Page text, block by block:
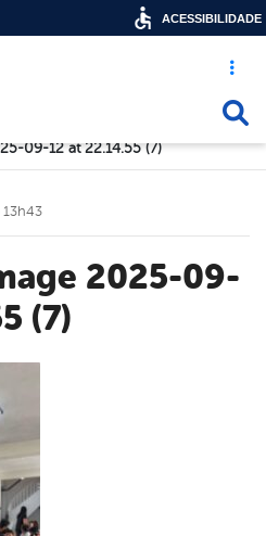
Acesso
09-12 at 22.14.55 (7)
(7)
ACESSIBILIDADE